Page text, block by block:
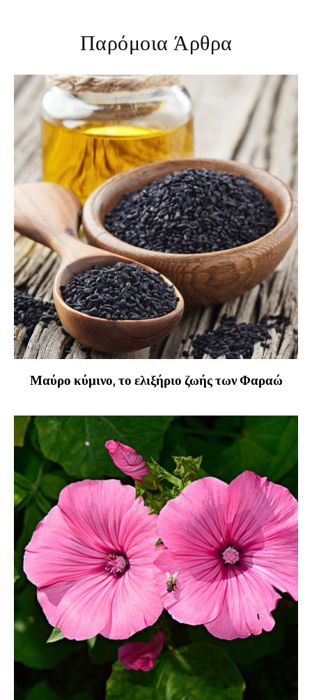
Παρόμοια Άρθρα
Μαύρο κύμινο, το ελιξήριο ζωής των Φαραώ